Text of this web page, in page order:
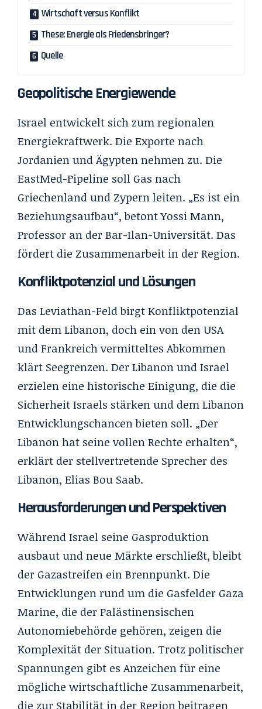
Wirtschaft versus Konflikt
These: Energie als Friedensbringer?
Quelle
Geopolitische Energiewende
Israel entwickelt sich zum regionalen
Energiekraftwerk. Die Exporte nach
Jordanien und Ägypten nehmen zu. Die
EastMed-Pipeline soll Gas nach
Griechenland und Zypern leiten. „Es ist ein
Beziehungsaufbau“, betont Yossi Mann,
Professor an der Bar-Ilan-Universität. Das
fördert die Zusammenarbeit in der Region.
Konfliktpotenzial und Lösungen
Das Leviathan-Feld birgt Konfliktpotenzial
mit dem Libanon, doch ein von den USA
und Frankreich vermitteltes Abkommen
klärt Seegrenzen. Der Libanon und Israel
erzielen eine historische Einigung, die die
Sicherheit Israels stärken und dem Libanon
Entwicklungschancen bieten soll. „Der
Libanon hat seine vollen Rechte erhalten“,
erklärt der stellvertretende Sprecher des
Libanon, Elias Bou Saab.
Herausforderungen und Perspektiven
Während Israel seine Gasproduktion
ausbaut und neue Märkte erschließt, bleibt
der Gazastreifen ein Brennpunkt. Die
Entwicklungen rund um die Gasfelder Gaza
Marine, die der Palästinensischen
Autonomiebehörde gehören, zeigen die
Komplexität der Situation. Trotz politischer
Spannungen gibt es Anzeichen für eine
mögliche wirtschaftliche Zusammenarbeit,
die zur Stabilität in der Region beitragen